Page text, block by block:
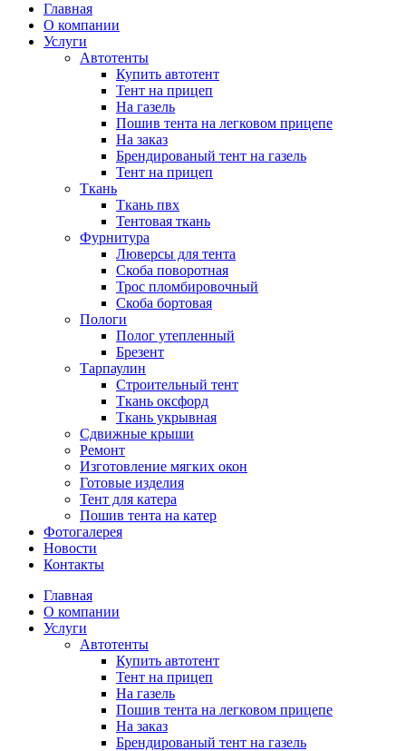
Главная
О компании
Услуги
Автотенты
Купить автотент
Тент на прицеп
На газель
Пошив тента на легковом прицепе
На заказ
Брендированый тент на газель
Тент на прицеп
Ткань
Ткань пвх
Тентовая ткань
Фурнитура
Люверсы для тента
Скоба поворотная
Трос пломбировочный
Скоба бортовая
Пологи
Полог утепленный
Брезент
Тарпаулин
Строительный тент
Ткань оксфорд
Ткань укрывная
Сдвижные крыши
Ремонт
Изготовление мягких окон
Готовые изделия
Тент для катера
Пошив тента на катер
Фотогалерея
Новости
Контакты
Главная
О компании
Услуги
Автотенты
Купить автотент
Тент на прицеп
На газель
Пошив тента на легковом прицепе
На заказ
Брендированый тент на газель